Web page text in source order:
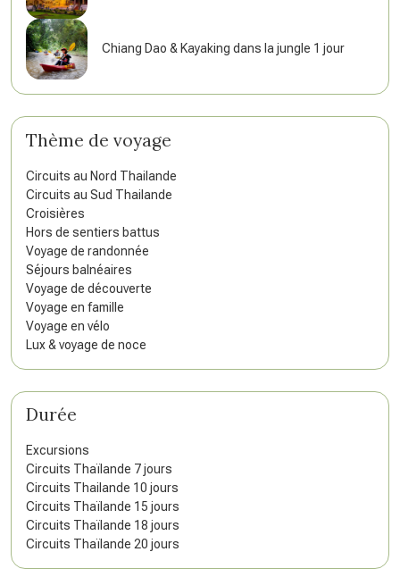
Chiang Dao & Kayaking dans la jungle 1 jour
Thème de voyage
Circuits au Nord Thailande
Circuits au Sud Thailande
Croisières
Hors de sentiers battus
Voyage de randonnée
Séjours balnéaires
Voyage de découverte
Voyage en famille
Voyage en vélo
Lux & voyage de noce
Durée
Excursions
Circuits Thaïlande 7 jours
Circuits Thailande 10 jours
Circuits Thaïlande 15 jours
Circuits Thaïlande 18 jours
Circuits Thaïlande 20 jours